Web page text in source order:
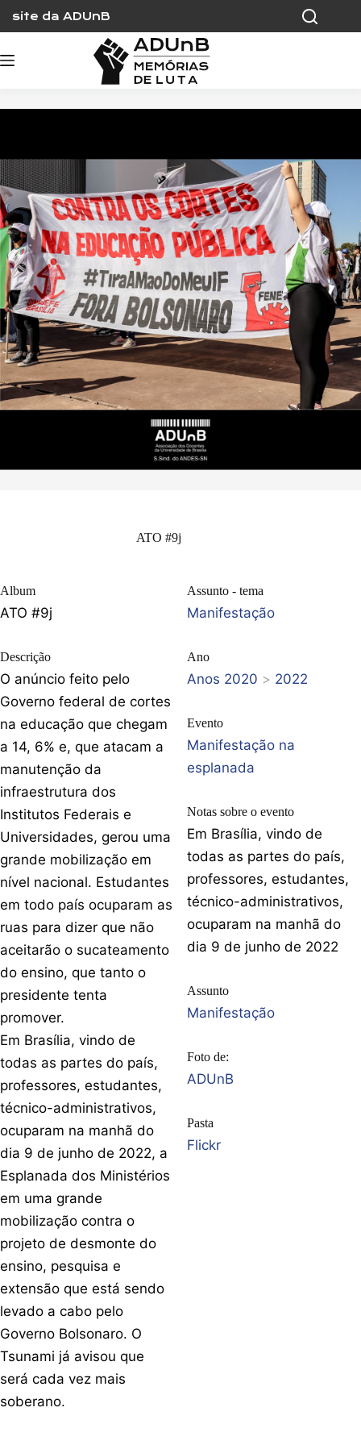
content
site da ADUnB
ATO #9j
Album
ATO #9j
Descrição
O anúncio feito pelo
Governo federal de cortes
na educação que chegam
a 14, 6% e, que atacam a
manutenção da
infraestrutura dos
Institutos Federais e
Universidades, gerou uma
grande mobilização em
nível nacional. Estudantes
em todo país ocuparam as
ruas para dizer que não
aceitarão o sucateamento
do ensino, que tanto o
presidente tenta
promover.
Em Brasília, vindo de
todas as partes do país,
professores, estudantes,
técnico-administrativos,
ocuparam na manhã do
dia 9 de junho de 2022, a
Esplanada dos Ministérios
em uma grande
mobilização contra o
projeto de desmonte do
ensino, pesquisa e
extensão que está sendo
levado a cabo pelo
Governo Bolsonaro. O
Tsunami já avisou que
será cada vez mais
soberano.
Assunto - tema
Manifestação
Ano
Anos 2020 > 2022
Evento
Manifestação na
esplanada
Notas sobre o evento
Em Brasília, vindo de
todas as partes do país,
professores, estudantes,
técnico-administrativos,
ocuparam na manhã do
dia 9 de junho de 2022
Assunto
Manifestação
Foto de:
ADUnB
Pasta
Flickr